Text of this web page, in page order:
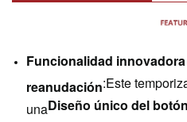
Funcionalidad
reanudación:Este
unaDiseño único del